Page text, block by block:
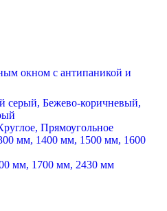
окном с антипаникой и
серый, Бежево-коричневый,
Прямоугольное
мм, 1400 мм, 1500 мм, 1600
мм, 1700 мм, 2430 мм